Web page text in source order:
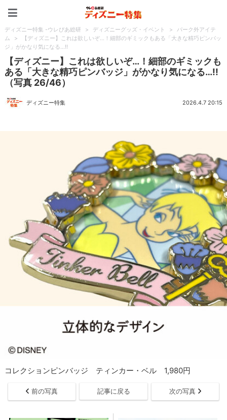
ディズニー特集 -ウレぴあ総研 > ディズニーグッズ・イベント >
パーク外アイテ
ム
>
【ディズニー】これは欲しいぞ…！細部のギミックもある「大きな精巧ピンバッ
ジ」がかなり気になる…!!
【ディズニー】これは欲しいぞ…！細部のギミックも
ある「大きな精巧ピンバッジ」がかなり気になる…!!
（写真 26/46）
ディズニー特集 2026.4.7 20:15
コレクションピンバッジ ティンカー・ベル 1,980円
前の写真 記事に戻る 次の写真